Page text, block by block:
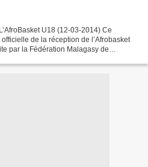
U18 (12-03-2014) Ce
de la réception de l’Afrobasket
par la Fédération Malagasy de